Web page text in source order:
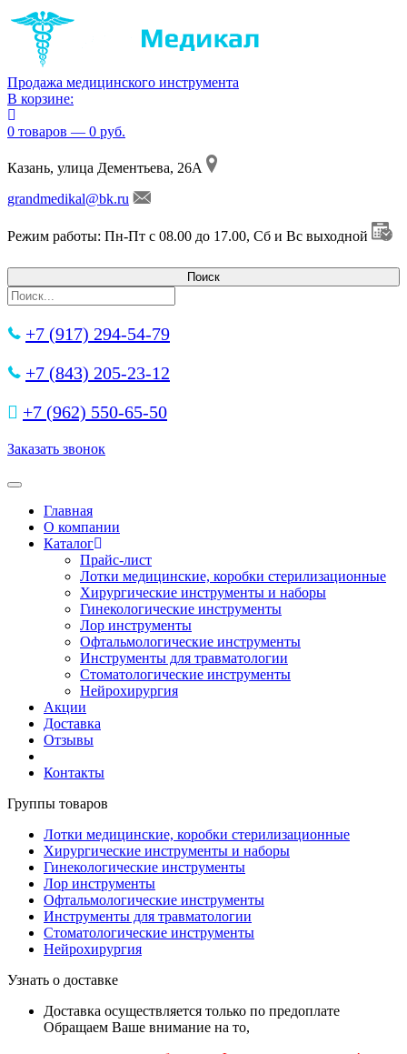
Продажа медицинского инструмента
В корзине:
0 товаров — 0 руб.
Казань, улица Дементьева, 26А
grandmedikal@bk.ru
Режим работы: Пн-Пт с 08.00 до 17.00, Сб и Вс выходной
+7 (917) 294-54-79
+7 (843) 205-23-12
+7 (962) 550‑65‑50‬
Заказать звонок
Toggle navigation
Главная
О компании
Каталог
Прайс-лист
Лотки медицинские, коробки стерилизационные
Хирургические инструменты и наборы
Гинекологические инструменты
Лор инструменты
Офтальмологические инструменты
Инструменты для травматологии
Стоматологические инструменты
Нейрохирургия
Акции
Доставка
Отзывы
Контакты
Группы товаров
Лотки медицинские, коробки стерилизационные
Хирургические инструменты и наборы
Гинекологические инструменты
Лор инструменты
Офтальмологические инструменты
Инструменты для травматологии
Стоматологические инструменты
Нейрохирургия
Узнать о доставке
Доставка осуществляется только по предоплате
Обращаем Ваше внимание на то,